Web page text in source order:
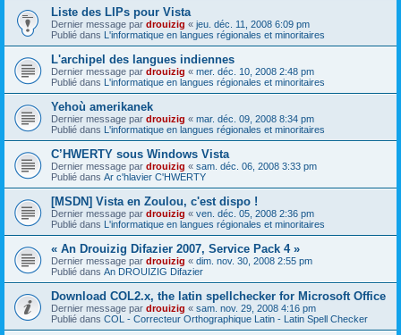
Liste des LIPs pour Vista
Dernier message par drouizig « jeu. déc. 11, 2008 6:09 pm
Publié dans L'informatique en langues régionales et minoritaires
L'archipel des langues indiennes
Dernier message par drouizig « mer. déc. 10, 2008 2:48 pm
Publié dans L'informatique en langues régionales et minoritaires
Yehoù amerikanek
Dernier message par drouizig « mar. déc. 09, 2008 8:34 pm
Publié dans L'informatique en langues régionales et minoritaires
C’HWERTY sous Windows Vista
Dernier message par drouizig « sam. déc. 06, 2008 3:33 pm
Publié dans Ar c'hlavier C'HWERTY
[MSDN] Vista en Zoulou, c'est dispo !
Dernier message par drouizig « ven. déc. 05, 2008 2:36 pm
Publié dans L'informatique en langues régionales et minoritaires
« An Drouizig Difazier 2007, Service Pack 4 »
Dernier message par drouizig « dim. nov. 30, 2008 2:55 pm
Publié dans An DROUIZIG Difazier
Download COL2.x, the latin spellchecker for Microsoft Office
Dernier message par drouizig « sam. nov. 29, 2008 4:16 pm
Publié dans COL - Correcteur Orthographique Latin - Latin Spell Checker